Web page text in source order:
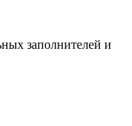
заполнителей и